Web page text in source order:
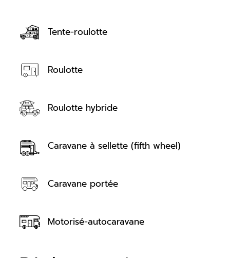
Tente-roulotte
Roulotte
Roulotte hybride
Caravane à sellette (fifth wheel)
Caravane portée
Motorisé-autocaravane